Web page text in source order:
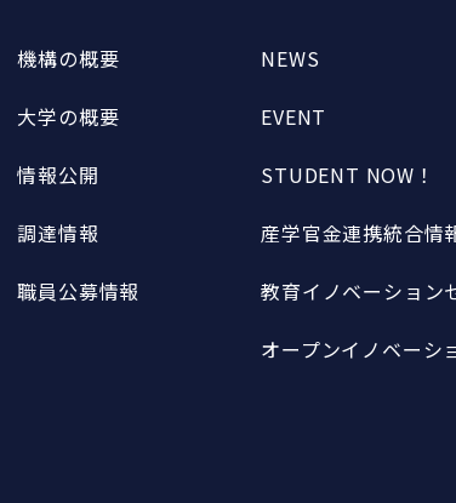
機構の概要
大学の概要
情報公開
調達情報
職員公募情報
NEWS
EVENT
STUDENT NOW！
産学官金連携統合情
教育イノベーション
オープンイノベーシ